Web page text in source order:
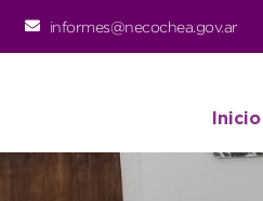
informes@necochea.gov.ar
Inicio